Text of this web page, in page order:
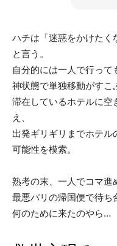
ハチは「迷惑をかけたく
と言う。
自分的には一人で行っ
神状態で単独移動がすこ
滞在しているホテルに空
え、
出発ギリギリまでホテル
可能性を模索。
熟考の末、一人でコマ進
最悪パリの帰国便で待ち
何のために来たのやら…